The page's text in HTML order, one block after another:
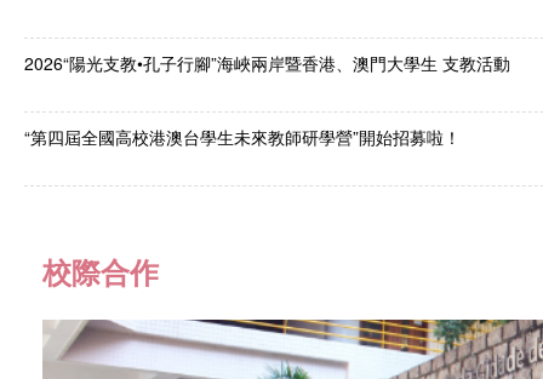
2026“陽光支教•孔子行腳”海峽兩岸暨香港、澳門大學生 支教活動
“第四屆全國高校港澳台學生未來教師研學營”開始招募啦！
校際合作